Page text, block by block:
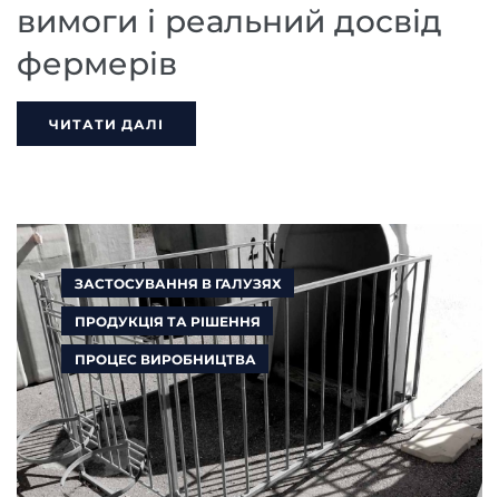
вимоги і реальний досвід
фермерів
ЧИТАТИ ДАЛІ
ЗАСТОСУВАННЯ В ГАЛУЗЯХ
ПРОДУКЦІЯ ТА РІШЕННЯ
ПРОЦЕС ВИРОБНИЦТВА